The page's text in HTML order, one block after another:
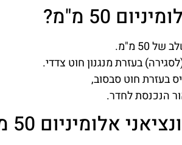
50 מ"מ?
50 מ"מ.
בעזרת מנגנון חוט צדדי.
בעזרת חוט סבסוב,
הנכנסת לחדר.
אלומיניום 50 מ"מ